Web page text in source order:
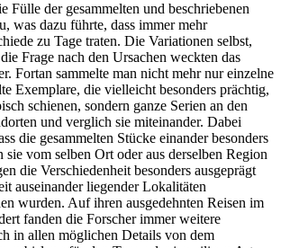
Fülle der gesammelten und beschriebenen
was dazu führte, dass immer mehr
zu Tage traten. Die Variationen selbst,
Frage nach den Ursachen weckten das
Fortan sammelte man nicht mehr nur einzelne
Exemplare, die vielleicht besonders prächtig,
schienen, sondern ganze Serien an den
und verglich sie miteinander. Dabei
die gesammelten Stücke einander besonders
vom selben Ort oder aus derselben Region
die Verschiedenheit besonders ausgeprägt
auseinander liegender Lokalitäten
wurden. Auf ihren ausgedehnten Reisen im
fanden die Forscher immer weitere
in allen möglichen Details von dem